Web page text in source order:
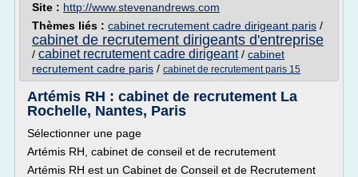
Site : http://www.stevenandrews.com
Thèmes liés : cabinet recrutement cadre dirigeant paris /
cabinet de recrutement dirigeants d'entreprise
/ cabinet recrutement cadre dirigeant/ cabinet
recrutement cadre paris / cabinet de recrutement paris 15
Artémis RH : cabinet de recrutement La
Rochelle, Nantes, Paris
Sélectionner une page
Artémis RH, cabinet de conseil et de recrutement
Artémis RH est un Cabinet de Conseil et de Recrutement